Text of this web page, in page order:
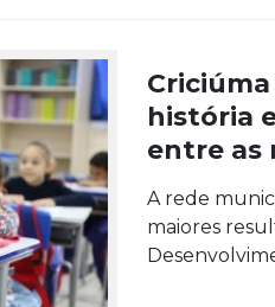
história
entre as
A rede
maiores